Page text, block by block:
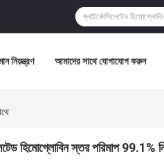
নিয়ন্ত্রণ আমাদের সাথে যোগাযোগ করুন
হিমোগ্লোবিন স্তর পরিমাপ 99.1%